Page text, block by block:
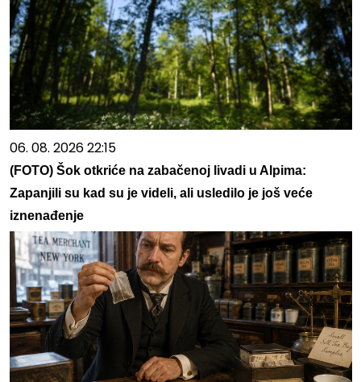
06. 08. 2026 22:15
(FOTO) Šok otkriće na zabačenoj livadi u Alpima:
Zapanjili su kad su je videli, ali usledilo je još veće
iznenađenje